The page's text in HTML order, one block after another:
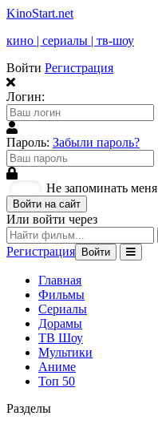
KinoStart.net
кино | сериалы | тв-шоу
Войти Регистрация
Логин:
Пароль: Забыли пароль?
Не запоминать меня
Войти на сайт
Или войти через
Регистрация Войти
Главная
Фильмы
Сериалы
Дорамы
ТВ Шоу
Мультики
Аниме
Топ 50
Разделы